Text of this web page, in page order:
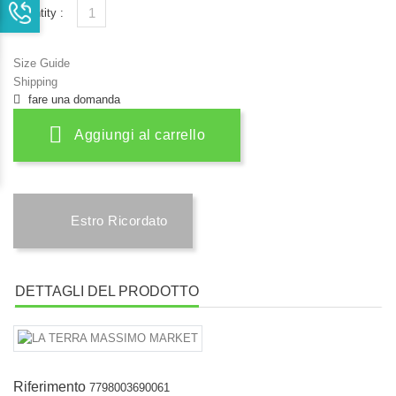
Quantity :
Size Guide
Shipping
fare una domanda
Aggiungi al carrello
Estro Ricordato
DETTAGLI DEL PRODOTTO
Riferimento 7798003690061